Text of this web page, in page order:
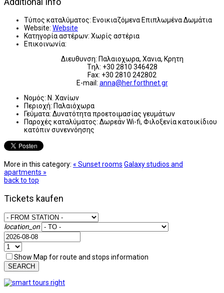
Τύπος καταλύματος: Ενοικιαζόμενα Επιπλωμένα Δωμάτια
Website: Website
Κατηγορία αστέρων: Χωρίς αστέρια
Επικοινωνία:
Διευθυνση: Παλαιοχωρα, Χανια, Κρητη
Tηλ: +30 2810 346428
Fax: +30 2810 242802
E-mail: anna@her.forthnet.gr
Νομός: Ν. Χανίων
Περιοχή: Παλαιόχωρα
Γεύματα: Δυνατότητα προετοιμασίας γευμάτων
Παροχές καταλύματος: Δωρεάν Wi-fi, Φιλοξενία κατοικίδιου
κατόπιν συνεννόησης
More in this category: « Sunset rooms Galaxy studios and
apartments »
back to top
Tickets kaufen
location_on
Show Map for route and stops information
SEARCH